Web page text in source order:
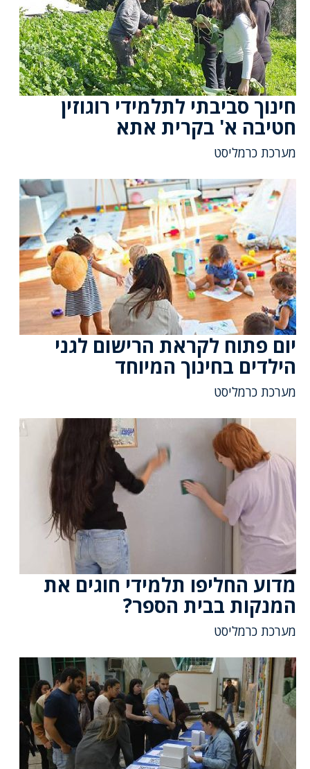
חינוך סביבתי לתלמידי רוגוזין
חטיבה א' בקרית אתא
מערכת כרמליסט
יום פתוח לקראת הרישום לגני
הילדים בחינוך המיוחד
מערכת כרמליסט
מדוע החליפו תלמידי חוגים את
המנקות בבית הספר?
מערכת כרמליסט